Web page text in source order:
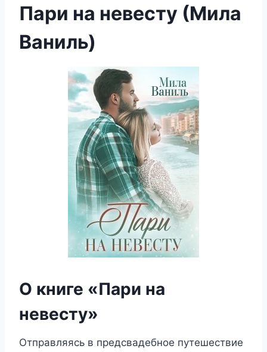
Пари на невесту (Мила
Ваниль)
О книге «Пари на
невесту»
Отправляясь в предсвадебное путешествие